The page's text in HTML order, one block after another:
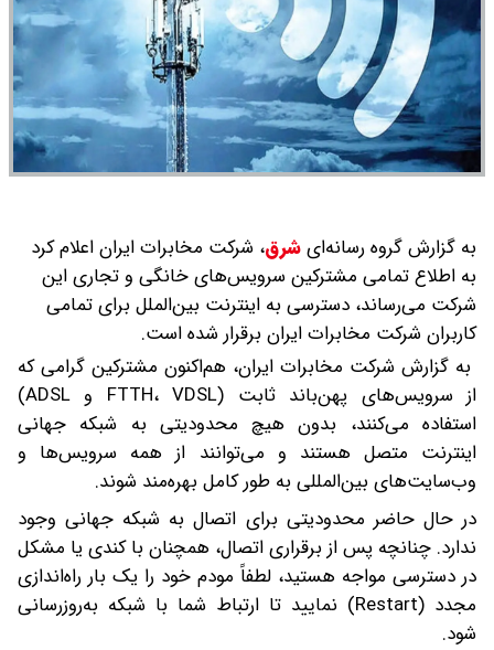
به گزارش گروه رسانه‌ایشرق، شرکت مخابرات ایران اعلام کرد
به اطلاع تمامی مشترکین سرویس‌های خانگی و تجاری این
شرکت می‌رساند، دسترسی به اینترنت بین‌الملل برای تمامی
کاربران شرکت مخابرات ایران برقرار شده است.
به گزارش شرکت مخابرات ایران، هم‌اکنون مشترکین گرامی که
از سرویس‌های پهن‌باند ثابت (FTTH، VDSL و ADSL)
استفاده می‌کنند، بدون هیچ محدودیتی به شبکه جهانی
اینترنت متصل هستند و می‌توانند از همه سرویس‌ها و
وب‌سایت‌های بین‌المللی به طور کامل بهره‌مند شوند.
در حال حاضر محدودیتی برای اتصال به شبکه جهانی وجود
ندارد. چنانچه پس از برقراری اتصال، همچنان با کندی یا مشکل
در دسترسی مواجه هستید، لطفاً مودم خود را یک بار راه‌اندازی
مجدد (Restart) نمایید تا ارتباط شما با شبکه به‌روزرسانی
شود.